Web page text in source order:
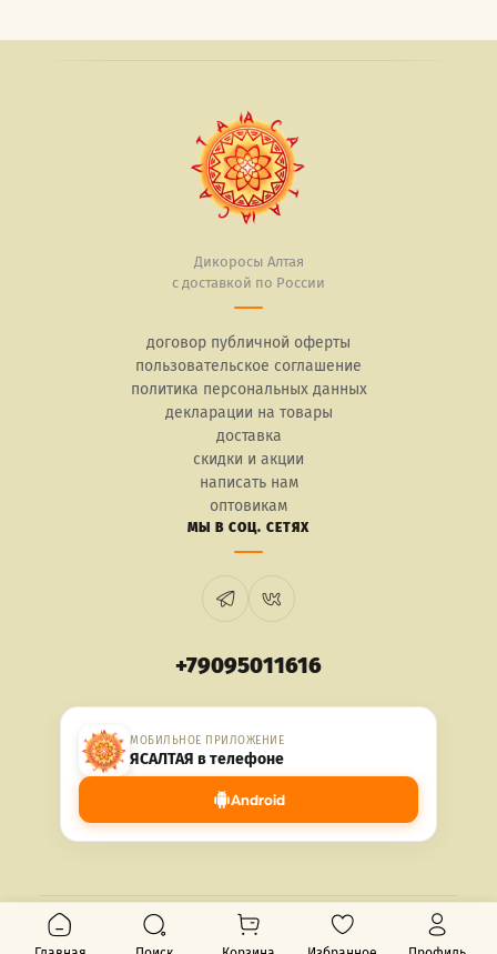
Дикоросы Алтая
с доставкой по России
договор публичной оферты
пользовательское соглашение
политика персональных данных
декларации на товары
доставка
скидки и акции
написать нам
оптовикам
МЫ В СОЦ. СЕТЯХ
+79095011616
МОБИЛЬНОЕ ПРИЛОЖЕНИЕ
ЯСАЛТАЯ в телефоне
Android
© 2026 ЯСАЛТАЯ. Все права защищены.